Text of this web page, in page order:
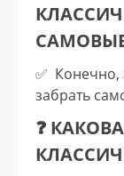
✅️ Конечно,
забрать
❓